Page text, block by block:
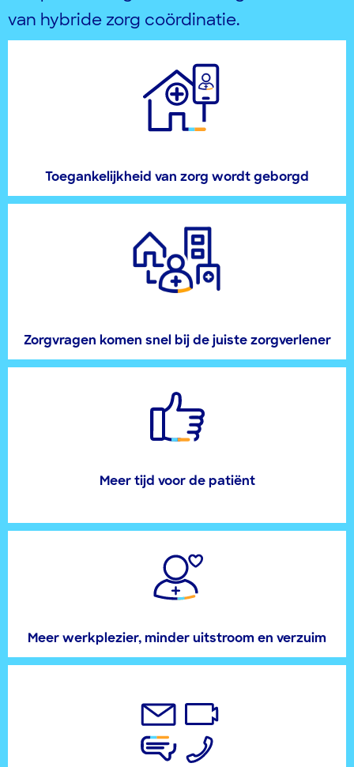
van hybride zorg coördinatie.
Toegankelijkheid van zorg wordt geborgd
Zorgvragen komen snel bij de juiste zorgverlener
Meer tijd voor de patiënt
Meer werkplezier, minder uitstroom en verzuim